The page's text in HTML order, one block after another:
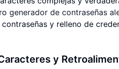
generador de contraseñas
y relleno de
y